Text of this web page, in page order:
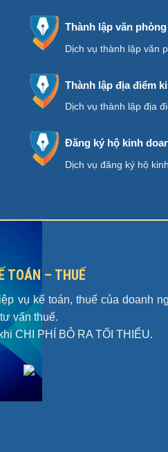
Thành lập văn
Dịch vụ thành lập văn
Thành lập địa điểm
Dịch vụ thành lập địa
Đăng ký hộ kinh
Dịch vụ đăng ký hộ
TOÁN – THUẾ
vụ kế toán, thuế của doanh
vấn thuế.
CHI PHÍ BỎ RA TỐI THIỂU.